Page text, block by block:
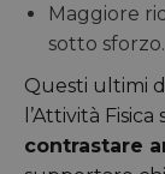
Maggiore
sotto sforzo.
Questi ultimi
l’Attività
contrastare